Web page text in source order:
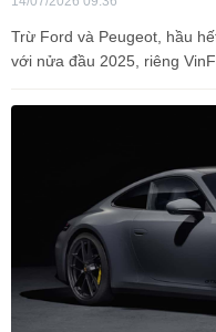
Trừ Ford và Peugeot, hầu
với nửa đầu 2025, riêng